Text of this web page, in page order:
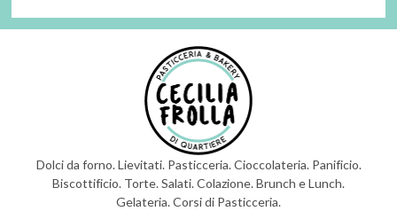
Dolci da forno. Lievitati. Pasticceria. Cioccolateria. Panificio.
Biscottificio. Torte. Salati. Colazione. Brunch e Lunch.
Gelateria. Corsi di Pasticceria.